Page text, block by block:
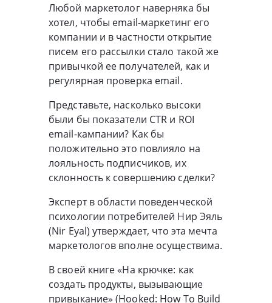
Любой маркетолог наверняка бы
хотел, чтобы email-маркетинг его
компании и в частности открытие
писем его рассылки стало такой же
привычкой ее получателей, как и
регулярная проверка email.
Представьте, насколько высоки
были бы показатели CTR и ROI
email-кампании? Как бы
положительно это повлияло на
лояльность подписчиков, их
склонность к совершению сделки?
Эксперт в области поведенческой
психологии потребителей Нир Эяль
(Nir Eyal) утверждает, что эта мечта
маркетологов вполне осуществима.
В своей книге «На крючке: как
создать продукты, вызывающие
привыкание» (Hooked: How To Build